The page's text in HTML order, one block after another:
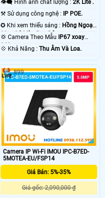
👁️‍🗨 Hình ảnh chất lượng :2K Lite .
⚒ Sử dụng công nghệ :
IP POE.
✪ Khi xem thiếu sáng : Hồng Ngoại
30m Có Màu Ban Ðêm.
💢 Camera Theo Mẫu
IP67 xoay
360.
️💠 Khả Năng :Thu Âm Và Loa.
Camera IP Wi-Fi IMOU IPC-B7ED-
5MOTEA-EU/FSP14
Giá Bán: 5%-35%
Giá gốc: 2,090,000 ₫
899